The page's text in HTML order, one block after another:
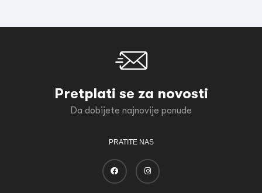
Pretplati se za novosti
Da dobijete najnovije ponude
PRATITE NAS